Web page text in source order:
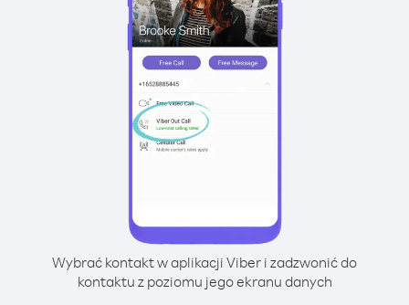
Wybrać kontakt w aplikacji Viber i zadzwonić do
kontaktu z poziomu jego ekranu danych